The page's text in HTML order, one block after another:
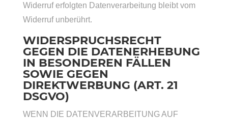
Widerruf erfolgten Datenverarbeitung bleibt vom
Widerruf unberührt.
WIDERSPRUCHSRECHT
GEGEN DIE DATENERHEBUNG
IN BESONDEREN FÄLLEN
SOWIE GEGEN
DIREKTWERBUNG (ART. 21
DSGVO)
WENN DIE DATENVERARBEITUNG AUF